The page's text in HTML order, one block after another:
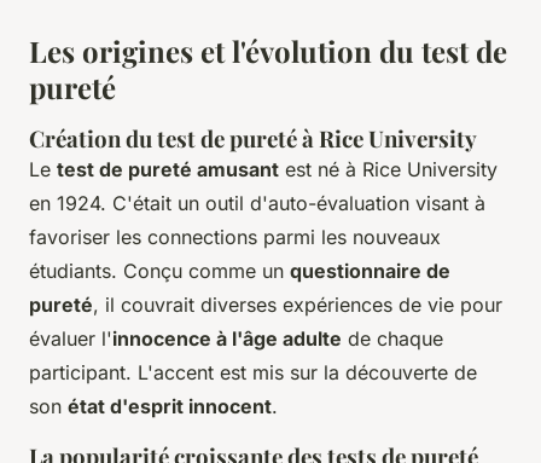
Les origines et l'évolution du test de
pureté
Création du test de pureté à Rice University
Le test de pureté amusant est né à Rice University
en 1924. C'était un outil d'auto-évaluation visant à
favoriser les connections parmi les nouveaux
étudiants. Conçu comme un questionnaire de
pureté, il couvrait diverses expériences de vie pour
évaluer l'innocence à l'âge adulte de chaque
participant. L'accent est mis sur la découverte de
son état d'esprit innocent.
La popularité croissante des tests de pureté